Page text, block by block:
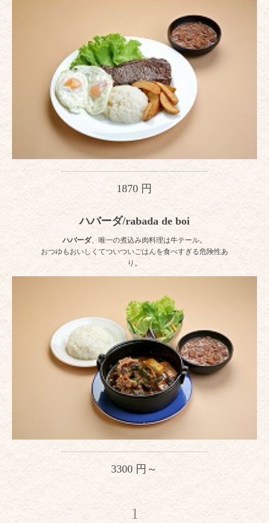
1870 円
ハバーダ/rabada de boi
ハバーダ、唯一の煮込み肉料理は牛テール。
おつゆもおいしくてついついごはんを食べすぎる危険性あ
り。
3300 円～
1